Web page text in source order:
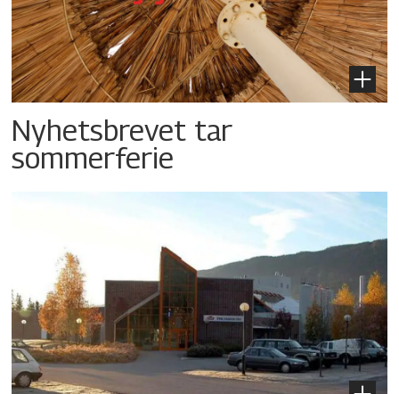
Nyhetsbrevet tar
sommerferie